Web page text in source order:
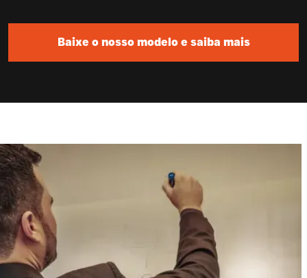
Baixe o nosso modelo e saiba mais